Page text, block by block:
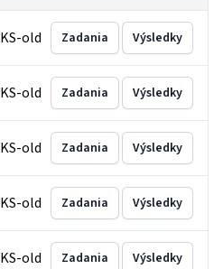
old Zadania Výsledky
old Zadania Výsledky
old Zadania Výsledky
old Zadania Výsledky
old Zadania Výsledky